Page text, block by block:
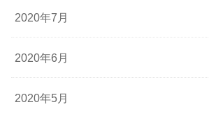
2020年7月
2020年6月
2020年5月